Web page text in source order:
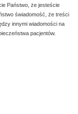
Państwo, że jesteście
świadomość, że treści
innymi wiadomości na
pacjentów.